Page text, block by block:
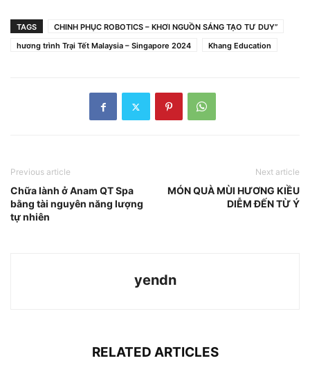
TAGS
CHINH PHỤC ROBOTICS – KHƠI NGUỒN SÁNG TẠO TƯ DUY”
hương trình Trại Tết Malaysia – Singapore 2024
Khang Education
Previous article
Chữa lành ở Anam QT Spa
bằng tài nguyên năng lượng
tự nhiên
Next article
MÓN QUÀ MÙI HƯƠNG KIỀU
DIỄM ĐẾN TỪ Ý
yendn
RELATED ARTICLES